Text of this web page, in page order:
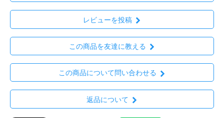
レビューを投稿
この商品を友達に教える
この商品について問い合わせる
返品について